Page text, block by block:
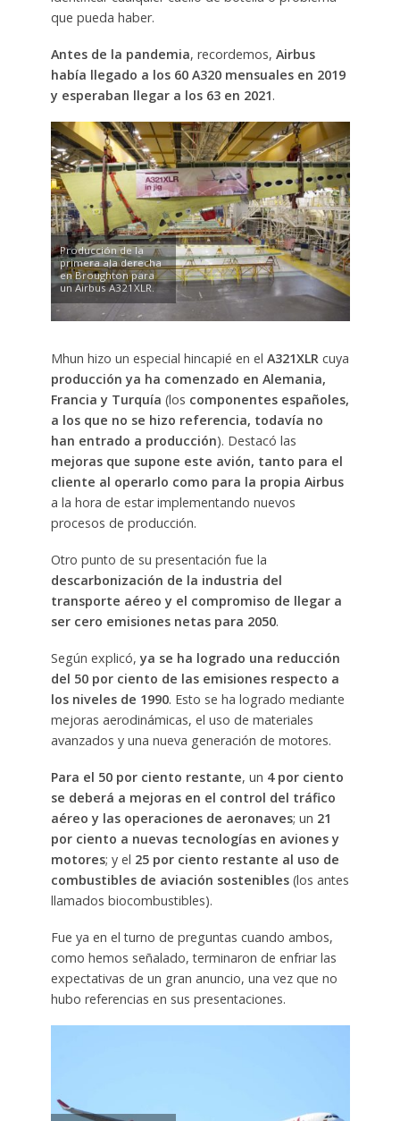
que pueda haber.
Antes de la pandemia, recordemos, Airbus
había llegado a los 60 A320 mensuales en 2019
y esperaban llegar a los 63 en 2021.
Producción de la
primera ala derecha
en Broughton para
un Airbus A321XLR.
Mhun hizo un especial hincapié en el A321XLRcuya
producción ya ha comenzado en Alemania,
Francia y Turquía (los componentes españoles,
a los que no se hizo referencia, todavía no
han entrado a producción). Destacó las
mejoras que supone este avión, tanto para el
cliente al operarlo como para la propia Airbus
a la hora de estar implementando nuevos
procesos de producción.
Otro punto de su presentación fue la
descarbonización de la industria del
transporte aéreo y el compromiso de llegar a
ser cero emisiones netas para 2050.
Según explicó, ya se ha logrado una reducción
del 50 por ciento de las emisiones respecto a
los niveles de 1990. Esto se ha logrado mediante
mejoras aerodinámicas, el uso de materiales
avanzados y una nueva generación de motores.
Para el 50 por ciento restante, un 4 por ciento
se deberá a mejoras en el control del tráfico
aéreo y las operaciones de aeronaves; un 21
por ciento a nuevas tecnologías en aviones y
motores; y el 25 por ciento restante al uso de
combustibles de aviación sostenibles(los antes
llamados biocombustibles).
Fue ya en el turno de preguntas cuando ambos,
como hemos señalado, terminaron de enfriar las
expectativas de un gran anuncio, una vez que no
hubo referencias en sus presentaciones.